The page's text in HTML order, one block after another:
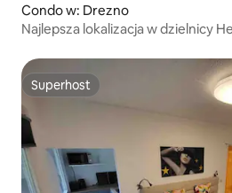
Condo w: Drezno
Najlepsza lokalizacja w dzielnicy
Superhost
Superhost